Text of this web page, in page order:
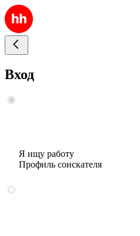
Вход
Я ищу работу
Профиль соискателя